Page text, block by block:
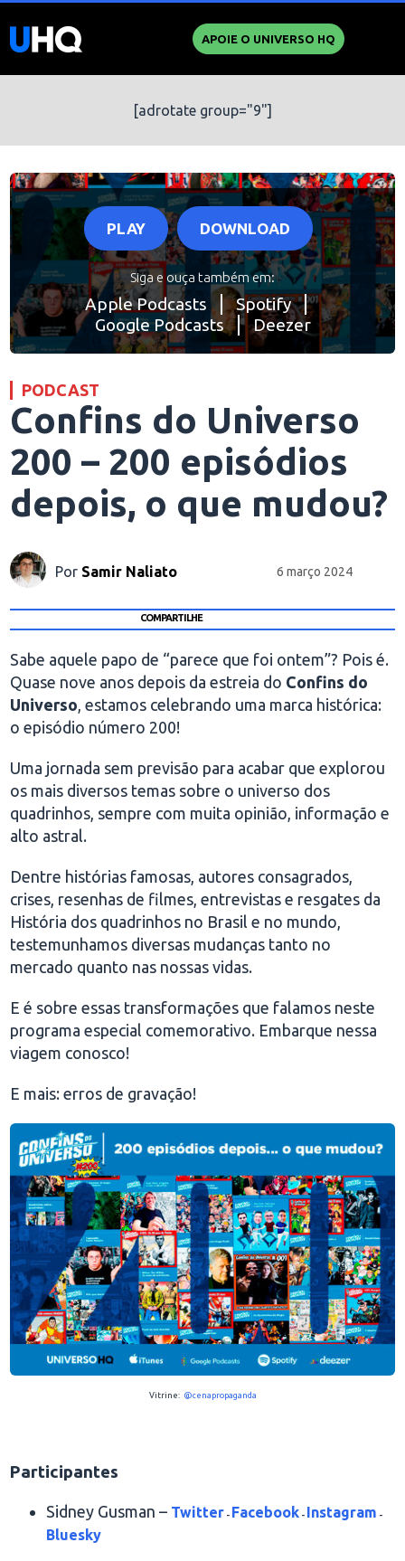
APOIE O UNIVERSO HQ
[adrotate group="9"]
PLAY DOWNLOAD
Siga e ouça também em:
Apple Podcasts
Spotify
Google Podcasts
Deezer
PODCAST
Confins do Universo
200 – 200 episódios
depois, o que mudou?
Por Samir Naliato 6 março 2024
COMPARTILHE
Sabe aquele papo de “parece que foi ontem”? Pois é.
Quase nove anos depois da estreia do Confins do
Universo, estamos celebrando uma marca histórica:
o episódio número 200!
Uma jornada sem previsão para acabar que explorou
os mais diversos temas sobre o universo dos
quadrinhos, sempre com muita opinião, informação e
alto astral.
Dentre histórias famosas, autores consagrados,
crises, resenhas de filmes, entrevistas e resgates da
História dos quadrinhos no Brasil e no mundo,
testemunhamos diversas mudanças tanto no
mercado quanto nas nossas vidas.
E é sobre essas transformações que falamos neste
programa especial comemorativo. Embarque nessa
viagem conosco!
E mais: erros de gravação!
Vitrine: @cenapropaganda
Participantes
Sidney Gusman – Twitter - Facebook - Instagram -
Bluesky